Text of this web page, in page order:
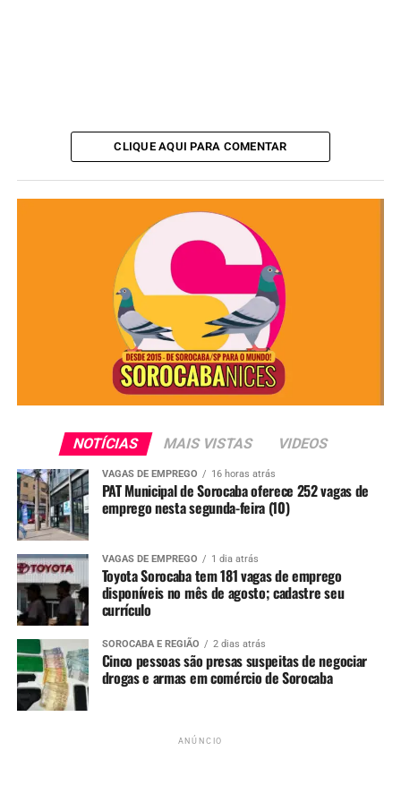
Além disso, outras crianças aguardam vagas para
internação por meio daCentral de Regulação
demonstra a elevada demanda por atendimento
Banco de Olhos de Sorocaba
também registra aumento nos
atendimentos
Entre os adultos, o Banco de Olhos de Sorocaba (BOS)
que também oferece atendimento de urgência e
emergência, registrou um crescimento demais de 50%
nos atendimentos de pacientes com sintomas
respiratórios durante o mês de junho.
O aumento acompanha a tendência observada em
diversas unidades de saúde da cidade, impulsionada pela
CLIQUE AQUI PARA COMENTAR
NOTÍCIAS MAIS VISTAS VIDEOS
VAGAS DE EMPREGO 16 horas atrás
PAT Municipal de Sorocaba oferece 252 vagas de
emprego nesta segunda-feira (10)
VAGAS DE EMPREGO 1 dia atrás
Toyota Sorocaba tem 181 vagas de emprego
disponíveis no mês de agosto; cadastre seu
currículo
SOROCABA E REGIÃO 2 dias atrás
Cinco pessoas são presas suspeitas de negociar
drogas e armas em comércio de Sorocaba
ANÚNCIO